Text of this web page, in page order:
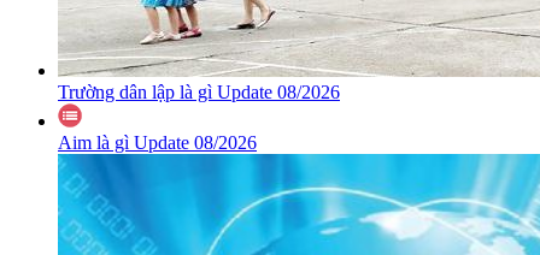
Trường dân lập là gì Update 08/2026
Aim là gì Update 08/2026